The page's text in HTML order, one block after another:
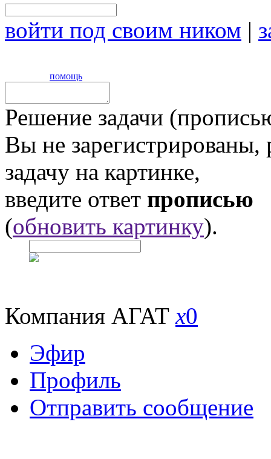
войти под своим ником |
помощь
Решение задачи
Вы не
задачу на картинке,
введите ответ прописью
(обновить картинку).
Компания АГАТx0
Эфир
Профиль
Отправить сообщение